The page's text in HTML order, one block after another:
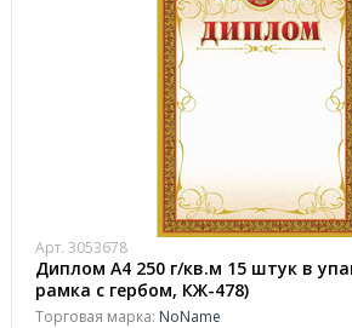
Арт. 3053678
Диплом А4 250 г/кв.м 15 штук в
рамка с гербом, КЖ-478)
Торговая марка: NoName